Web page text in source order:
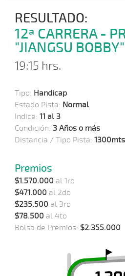
RESULTADO:
12ª CARRERA -
"JIANGSU BOBBY"
19:15 hrs.
Tipo: Handicap
Estado Pista: Normal
Indice: 11 al 3
Condición: 3 Años o más
Distancia / Tipo Pista:
Premios
$1.570.000 al 1ro
$471.000 al 2do
$235.500 al 3ro
$78.500 al 4to
Bolsa de Premios: $2.355.000